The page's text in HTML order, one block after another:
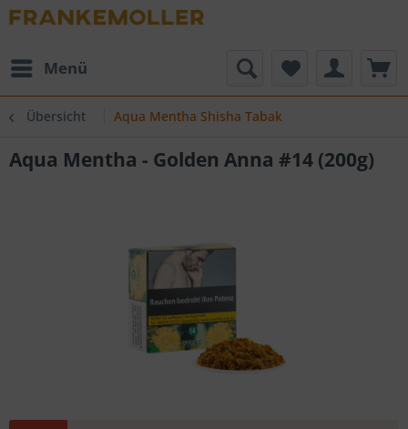
Menü
Übersicht Aqua Mentha Shisha Tabak
Aqua Mentha - Golden Anna #14 (200g)